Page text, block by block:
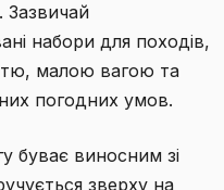
Зазвичай
набори для походів,
малою вагою та
погодних умов.
буває виносним зі
зверху на